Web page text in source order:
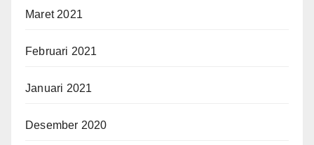
Maret 2021
Februari 2021
Januari 2021
Desember 2020